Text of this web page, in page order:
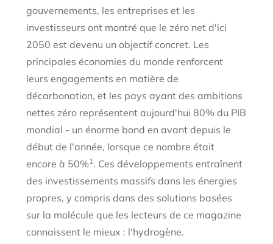
gouvernements, les entreprises et les
investisseurs ont montré que le zéro net d'ici
2050 est devenu un objectif concret. Les
principales économies du monde renforcent
leurs engagements en matière de
décarbonation, et les pays ayant des ambitions
nettes zéro représentent aujourd'hui 80% du PIB
mondial - un énorme bond en avant depuis le
début de l'année, lorsque ce nombre était
encore à 50%1. Ces développements entraînent
des investissements massifs dans les énergies
propres, y compris dans des solutions basées
sur la molécule que les lecteurs de ce magazine
connaissent le mieux : l'hydrogène.